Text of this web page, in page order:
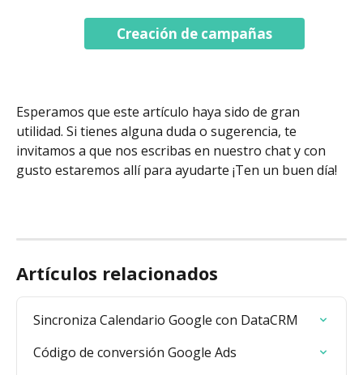
Creación de campañas
Esperamos que este artículo haya sido de gran
utilidad. Si tienes alguna duda o sugerencia, te
invitamos a que nos escribas en nuestro chat y con
gusto estaremos allí para ayudarte ¡Ten un buen día!
Artículos relacionados
Sincroniza Calendario Google con DataCRM
Código de conversión Google Ads